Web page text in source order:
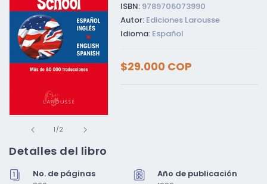
elemento
1
en
ventana
1 /de
2
ISBN: 9789706073990
Autor: Ediciones Larousse
Idioma: Español
Precio
habitual
$29.000 COP
Detalles del libro
No. de páginas
Año de publicación